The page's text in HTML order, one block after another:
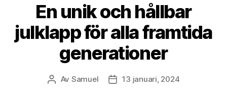
En unik och hållbar
julklapp för alla framtida
generationer
Inläggsförfattare
Av Samuel Inläggsdatum
13 januari, 2024